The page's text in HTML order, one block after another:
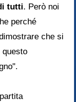
tutti. Però noi
perché
che si
questo